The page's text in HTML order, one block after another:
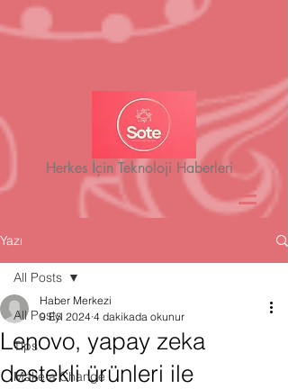
Herkes İçin Teknoloji Haberleri
Yazı
All Posts
Tips
Make a Change
All Posts
Lenovo, yapay zeka
destekli ürünleri ile
Haber Merkezi
9 Eyl 2024 4 dakikada okunur